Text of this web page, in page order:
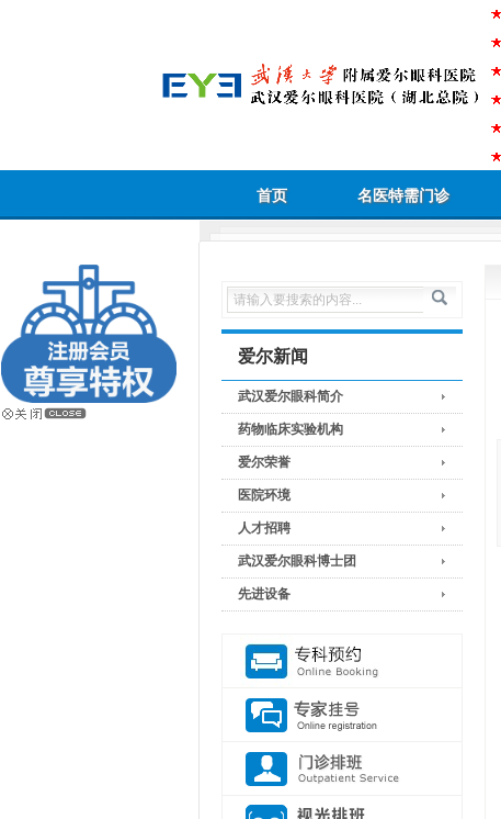
首页 名医特需门诊
爱尔新闻
武汉爱尔眼科简介
药物临床实验机构
爱尔荣誉
医院环境
人才招聘
武汉爱尔眼科博士团
先进设备